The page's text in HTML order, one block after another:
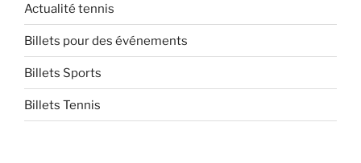
Actualité tennis
Billets pour des événements
Billets Sports
Billets Tennis